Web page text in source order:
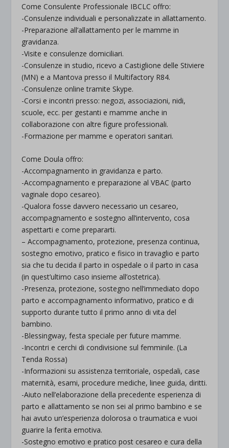
Come Consulente Professionale IBCLC offro:
-Consulenze individuali e personalizzate in allattamento.
-Preparazione all’allattamento per le mamme in
gravidanza.
-Visite e consulenze domiciliari.
-Consulenze in studio, ricevo a Castiglione delle Stiviere
(MN) e a Mantova presso il Multifactory R84.
-Consulenze online tramite Skype.
-Corsi e incontri presso: negozi, associazioni, nidi,
scuole, ecc. per gestanti e mamme anche in
collaborazione con altre figure professionali.
-Formazione per mamme e operatori sanitari.
Come Doula offro:
-Accompagnamento in gravidanza e parto.
-Accompagnamento e preparazione al VBAC (parto
vaginale dopo cesareo).
-Qualora fosse davvero necessario un cesareo,
accompagnamento e sostegno all’intervento, cosa
aspettarti e come prepararti.
– Accompagnamento, protezione, presenza continua,
sostegno emotivo, pratico e fisico in travaglio e parto
sia che tu decida il parto in ospedale o il parto in casa
(in quest’ultimo caso insieme all’ostetrica).
-Presenza, protezione, sostegno nell’immediato dopo
parto e accompagnamento informativo, pratico e di
supporto durante tutto il primo anno di vita del
bambino.
-Blessingway, festa speciale per future mamme.
-Incontri e cerchi di condivisione sul femminile. (La
Tenda Rossa)
-Informazioni su assistenza territoriale, ospedali, case
maternità, esami, procedure mediche, linee guida, diritti.
-Aiuto nell’elaborazione della precedente esperienza di
parto e allattamento se non sei al primo bambino e se
hai avuto un’esperienza dolorosa o traumatica e vuoi
guarire la ferita emotiva.
-Sostegno emotivo e pratico post cesareo e cura della